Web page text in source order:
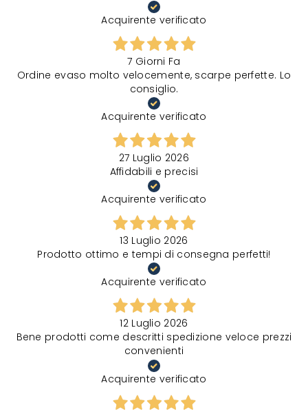
Acquirente verificato
7 Giorni Fa
Ordine evaso molto velocemente, scarpe perfette. Lo
consiglio.
Acquirente verificato
27 Luglio 2026
Affidabili e precisi
Acquirente verificato
13 Luglio 2026
Prodotto ottimo e tempi di consegna perfetti!
Acquirente verificato
12 Luglio 2026
Bene prodotti come descritti spedizione veloce prezzi
convenienti
Acquirente verificato